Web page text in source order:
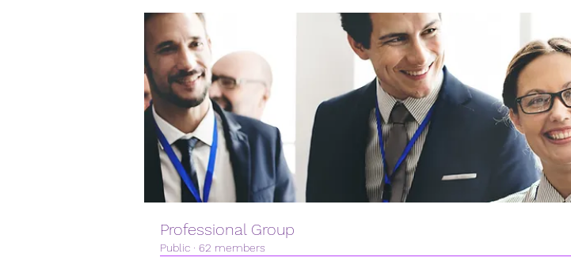
Professional Group
Public · 62 members